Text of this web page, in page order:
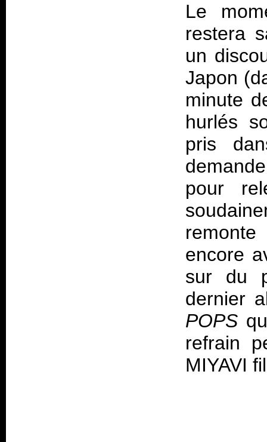
Le
restera
un
Japon
minute
hurlés
pris
pour
encore
sur du
dernier
POPS
refrain
MIYAVI